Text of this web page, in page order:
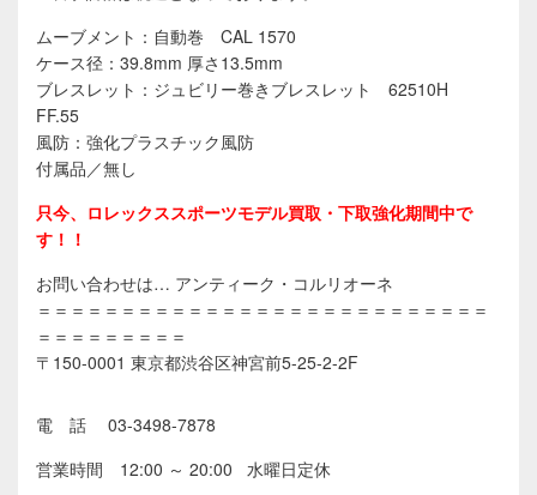
ムーブメント：自動巻 CAL 1570
ケース径：39.8mm 厚さ13.5mm
ブレスレット：ジュビリー巻きブレスレット 62510H
FF.55
風防：強化プラスチック風防
付属品／無し
只今、ロレックススポーツモデル買取・下取強化期間中で
す！！
お問い合わせは… アンティーク・コルリオーネ
＝＝＝＝＝＝＝＝＝＝＝＝＝＝＝＝＝＝＝＝＝＝＝＝＝＝＝
＝＝＝＝＝＝＝＝＝
〒150-0001 東京都渋谷区神宮前5-25-2-2F
電 話 03-3498-7878
営業時間 12:00 ～ 20:00 水曜日定休